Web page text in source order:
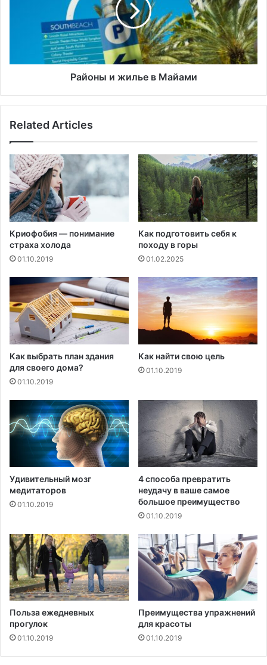
и
и
М
м
и
Районы и жилье в Майами
Related Articles
Криофобия — понимание
страха холода
01.10.2019
Как подготовить себя к
походу в горы
01.02.2025
Как выбрать план здания
для своего дома?
01.10.2019
Как найти свою цель
01.10.2019
Удивительный мозг
медитаторов
01.10.2019
4 способа превратить
неудачу в ваше самое
большое преимущество
01.10.2019
Польза ежедневных
прогулок
01.10.2019
Преимущества упражнений
для красоты
01.10.2019